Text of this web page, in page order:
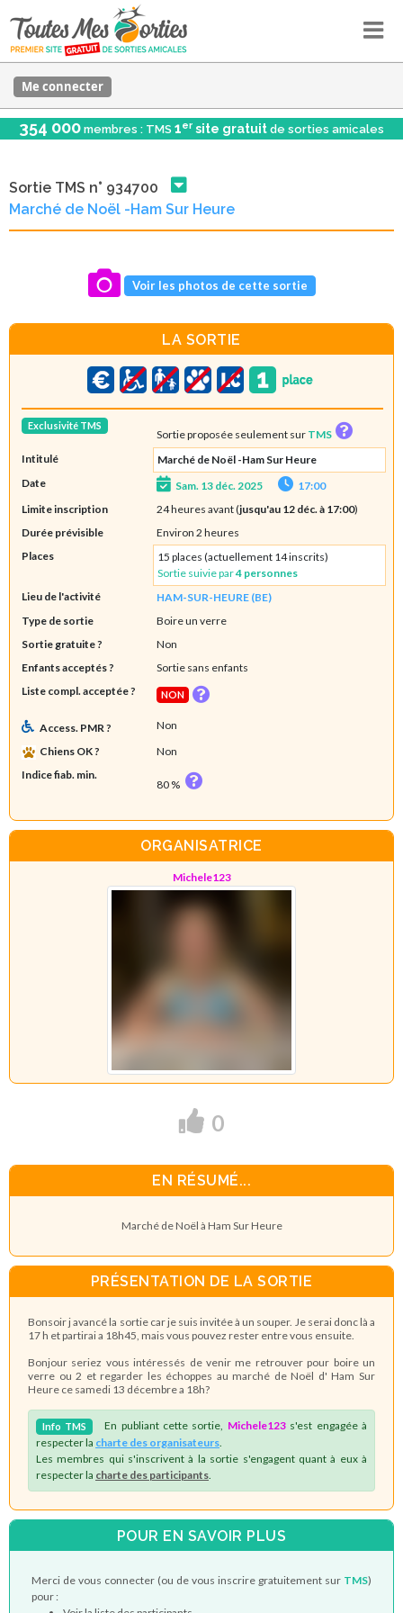
Me connecter
354 000 membres : TMS 1er site gratuit de sorties amicales
Sortie TMS n° 934700
Marché de Noël -Ham Sur Heure
Voir les photos de cette sortie
LA SORTIE
Exclusivité TMS
Sortie proposée seulement sur TMS
Intitulé
Marché de Noël -Ham Sur Heure
Date
Sam. 13 déc. 2025
17:00
Limite inscription
24 heures avant (jusqu'au 12 déc. à 17:00)
Durée prévisible
Environ 2 heures
Places
15 places (actuellement 14 inscrits)
Sortie suivie par4 personnes
Lieu de l'activité
HAM-SUR-HEURE (BE)
Type de sortie
Boire un verre
Sortie gratuite ?
Non
Enfants acceptés ?
Sortie sans enfants
Liste compl. acceptée ?
NON
Access. PMR ?
Non
Chiens OK ?
Non
Indice fiab. min.
80 %
ORGANISATRICE
Michele123
0
EN RÉSUMÉ...
Marché de Noël à Ham Sur Heure
PRÉSENTATION DE LA SORTIE
Bonsoir j avancé la sortie car je suis invitée à un souper. Je serai donc là a
17 h et partirai a 18h45, mais vous pouvez rester entre vous ensuite.
Bonjour seriez vous intéressés de venir me retrouver pour boire un
verre ou 2 et regarder les échoppes au marché de Noël d' Ham Sur
Heure ce samedi 13 décembre a 18h?
Info TMS En publiant cette sortie, Michele123s'est engagée à
respecter la charte des organisateurs
Les membres qui s'inscrivent à la sortie s'engagent quant à eux à
respecter la charte des participants
POUR EN SAVOIR PLUS
Merci de vous connecter (ou de vous inscrire gratuitement sur TMS)
pour :